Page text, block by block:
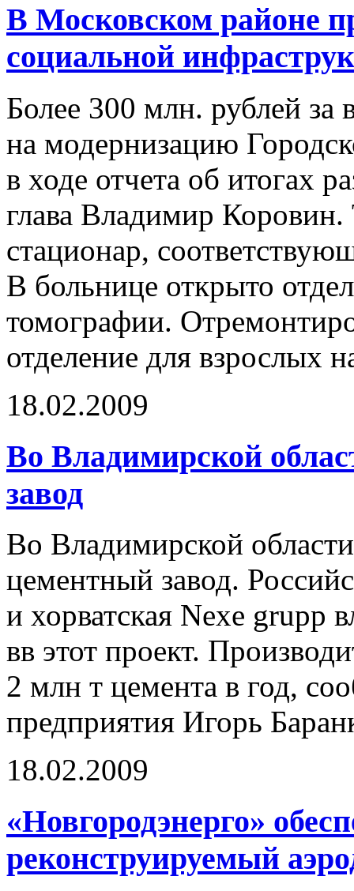
В Московском районе
социальной
Более 300 млн. рублей за
на модернизацию
в ходе отчета об итогах
глава Владимир
стационар,
В больнице открыто
томографии.
отделение для взрослых
18.02.2009
Во Владимирской
завод
Во Владимирской
цементный завод.
и хорватская Nexe grupp
вв этот проект.
2 млн т цемента в год,
предприятия Игорь
18.02.2009
«Новгородэнерго»
реконструируемый